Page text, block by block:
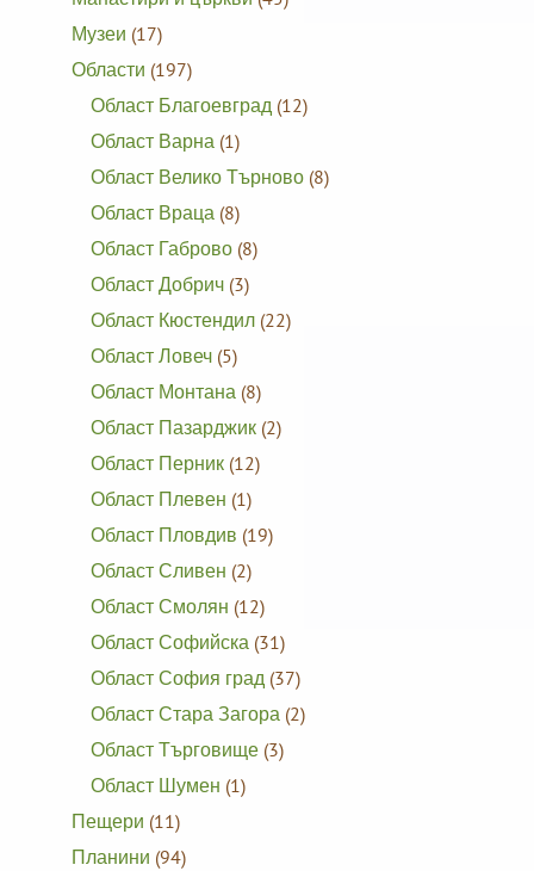
Музеи (17)
Области (197)
Област Благоевград (12)
Област Варна (1)
Област Велико Търново (8)
Област Враца (8)
Област Габрово (8)
Област Добрич (3)
Област Кюстендил (22)
Област Ловеч (5)
Област Монтана (8)
Област Пазарджик (2)
Област Перник (12)
Област Плевен (1)
Област Пловдив (19)
Област Сливен (2)
Област Смолян (12)
Област Софийска (31)
Област София град (37)
Област Стара Загора (2)
Област Търговище (3)
Област Шумен (1)
Пещери (11)
Планини (94)